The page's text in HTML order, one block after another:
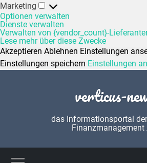
Marketing
Optionen verwalten
Dienste verwalten
Verwalten von {vendor_count}-
Lese mehr über diese Zwecke
Akzeptieren Ablehnen Einstellungen
Einstellungen speichern Einstellungen
verticus-
das Informationsportal
Finanzmanagement